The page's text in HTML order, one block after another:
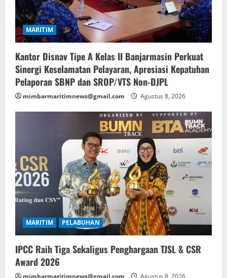
MARITIM
Kantor Disnav Tipe A Kelas II Banjarmasin Perkuat
Sinergi Keselamatan Pelayaran, Apresiasi Kepatuhan
Pelaporan SBNP dan SROP/VTS Non-DJPL
mimbarmaritimnews@gmail.com Agustus 8, 2026
MARITIM PELABUHAN
IPCC Raih Tiga Sekaligus Penghargaan TJSL & CSR
Award 2026
mimbarmaritimnews@gmail.com Agustus 8, 2026